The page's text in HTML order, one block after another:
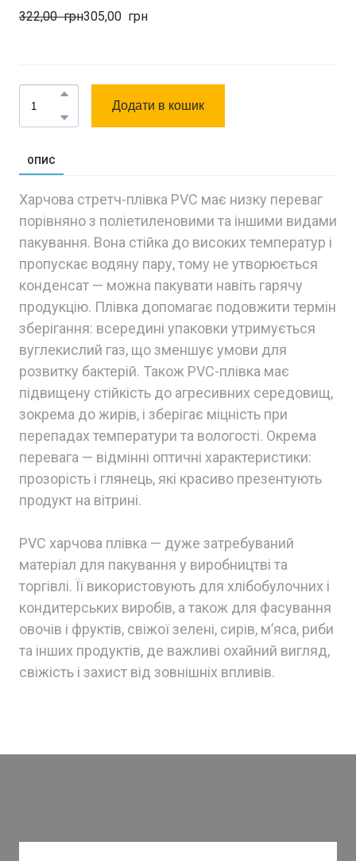
322,00  грн305,00  грн
Додати в кошик
ОПИС
Харчова стретч-плівка PVC має низку переваг
порівняно з поліетиленовими та іншими видами
пакування. Вона стійка до високих температур і
пропускає водяну пару, тому не утворюється
конденсат — можна пакувати навіть гарячу
продукцію. Плівка допомагає подовжити термін
зберігання: всередині упаковки утримується
вуглекислий газ, що зменшує умови для
розвитку бактерій. Також PVC-плівка має
підвищену стійкість до агресивних середовищ,
зокрема до жирів, і зберігає міцність при
перепадах температури та вологості. Окрема
перевага — відмінні оптичні характеристики:
прозорість і глянець, які красиво презентують
продукт на вітрині.
PVC харчова плівка — дуже затребуваний
матеріал для пакування у виробництві та
торгівлі. Її використовують для хлібобулочних і
кондитерських виробів, а також для фасування
овочів і фруктів, свіжої зелені, сирів, м’яса, риби
та інших продуктів, де важливі охайний вигляд,
свіжість і захист від зовнішніх впливів.